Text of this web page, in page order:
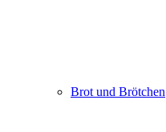
Brot und Brötchen